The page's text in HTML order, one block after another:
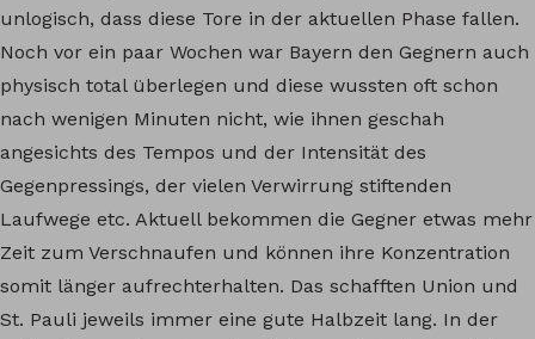
unlogisch, dass diese Tore in der aktuellen Phase fallen.
Noch vor ein paar Wochen war Bayern den Gegnern auch
physisch total überlegen und diese wussten oft schon
nach wenigen Minuten nicht, wie ihnen geschah
angesichts des Tempos und der Intensität des
Gegenpressings, der vielen Verwirrung stiftenden
Laufwege etc. Aktuell bekommen die Gegner etwas mehr
Zeit zum Verschnaufen und können ihre Konzentration
somit länger aufrechterhalten. Das schafften Union und
St. Pauli jeweils immer eine gute Halbzeit lang. In der